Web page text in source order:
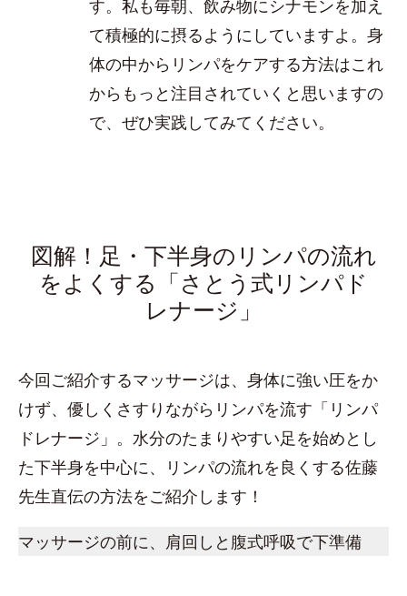
す。私も毎朝、飲み物にシナモンを加え
て積極的に摂るようにしていますよ。身
体の中からリンパをケアする方法はこれ
からもっと注目されていくと思いますの
で、ぜひ実践してみてください。
図解！足・下半身のリンパの流れ
をよくする「さとう式リンパド
レナージ」
今回ご紹介するマッサージは、身体に強い圧をか
けず、優しくさすりながらリンパを流す「リンパ
ドレナージ」。水分のたまりやすい足を始めとし
た下半身を中心に、リンパの流れを良くする佐藤
先生直伝の方法をご紹介します！
マッサージの前に、肩回しと腹式呼吸で下準備